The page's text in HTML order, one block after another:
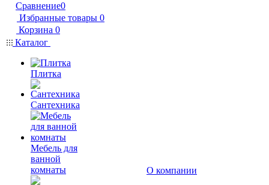
Сравнение0
Избранные товары 0
Корзина 0
Каталог
Плитка
Сантехника
Мебель для
ванной
комнаты
О компании